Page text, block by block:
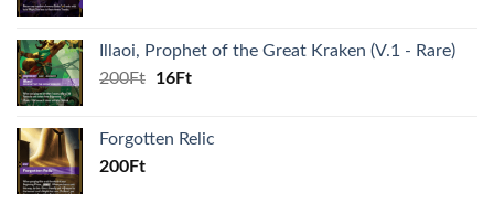
Illaoi, Prophet of the Great Kraken (V.1 - Rare)
200Ft
Original
200Ft.
16FtCurrent
16Ft.
Forgotten Relic
200Ft